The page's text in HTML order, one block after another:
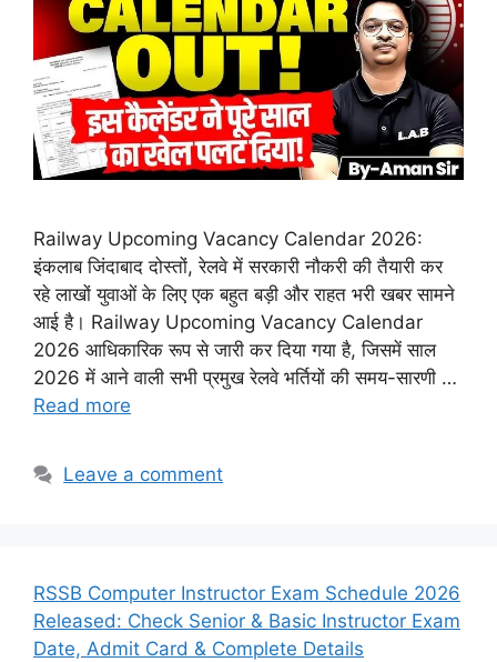
Railway Upcoming Vacancy Calendar 2026:
इंकलाब जिंदाबाद दोस्तों, रेलवे में सरकारी नौकरी की तैयारी कर
रहे लाखों युवाओं के लिए एक बहुत बड़ी और राहत भरी खबर सामने
आई है। Railway Upcoming Vacancy Calendar
2026 आधिकारिक रूप से जारी कर दिया गया है, जिसमें साल
2026 में आने वाली सभी प्रमुख रेलवे भर्तियों की समय-सारणी …
Read more
Leave a comment
RSSB Computer Instructor Exam Schedule 2026
Released: Check Senior & Basic Instructor Exam
Date, Admit Card & Complete Details